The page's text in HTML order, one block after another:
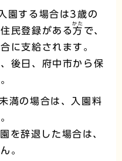
園する場合は3歳の
民登録がある方
かた
で、
に支給されます。
後日、府中市から保
満の場合は、入園料
を辞退した場合は、
。